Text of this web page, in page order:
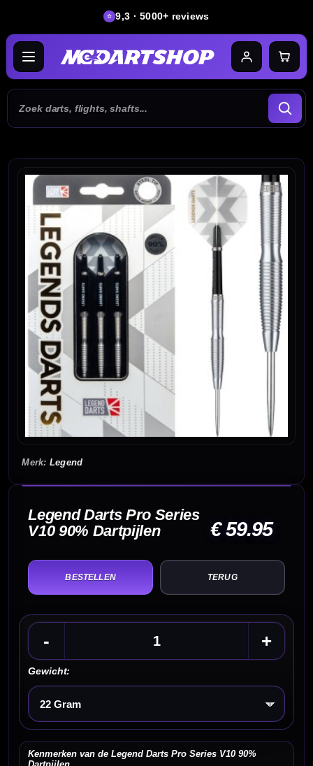
9,3 · 5000+ reviews
Legend
Legend Darts Pro Series
V10 90% Dartpijlen
€ 59.95
TERUG
- +
Gewicht:
Kies een optie
Kenmerken van de Legend Darts Pro Series V10 90%